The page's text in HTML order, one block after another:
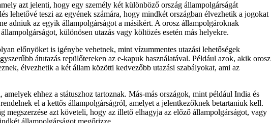
azt jelenti, hogy egy személy két különböző ország állampolgárságát
lehetővé teszi az egyének számára, hogy mindkét országban élvezhetik a jogokat
adniuk az egyik állampolgárságot a másikért. A orosz állampolgároknak
különösen utazás vagy költözés esetén más helyekre.
előnyöket is igénybe vehetnek, mint vízummentes utazási lehetőségek
átutazás repülőtereken az e-kapuk használatával. Például azok, akik orosz
élvezhetik a két állam közötti kedvezőbb utazási szabályokat, ami az
ehhez a státuszhoz tartoznak. Más-más országok, mint például India és
el a kettős állampolgárságról, amelyet a jelentkezőknek betartaniuk kell.
megszerzése azt követeli, hogy az illető elhagyja az előző állampolgárságot, vagy